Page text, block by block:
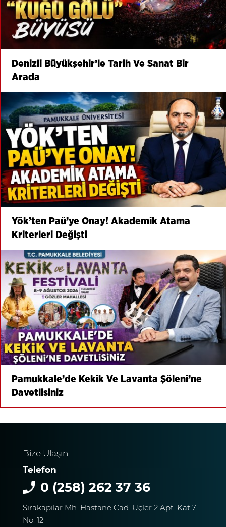
Denizli Büyükşehir’le Tarih Ve Sanat Bir
Arada
Yök’ten Paü’ye Onay! Akademik Atama
Kriterleri Değişti
Pamukkale’de Kekik Ve Lavanta Şöleni’ne
Davetlisiniz
Bize Ulaşın
Telefon
0 (258) 262 37 36
Sırakapılar Mh. Hastane Cad. Üçler 2 Apt. Kat:7
No: 12